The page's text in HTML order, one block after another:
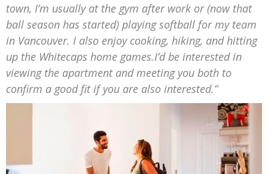
town, I’m usually at the gym after work or (now that
ball season has started) playing softball for my team
in Vancouver. I also enjoy cooking, hiking, and hitting
up the Whitecaps home games.I’d be interested in
viewing the apartment and meeting you both to
confirm a good fit if you are also interested.”